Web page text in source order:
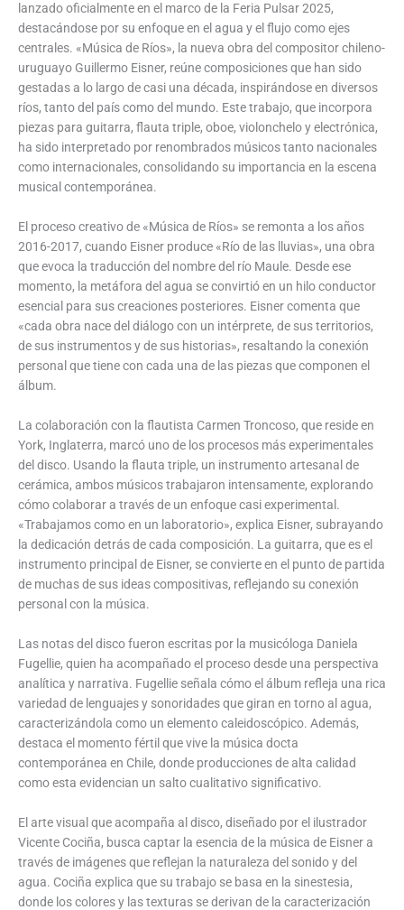
lanzado oficialmente en el marco de la Feria Pulsar 2025,
destacándose por su enfoque en el agua y el flujo como ejes
centrales. «Música de Ríos», la nueva obra del compositor chileno-
uruguayo Guillermo Eisner, reúne composiciones que han sido
gestadas a lo largo de casi una década, inspirándose en diversos
ríos, tanto del país como del mundo. Este trabajo, que incorpora
piezas para guitarra, flauta triple, oboe, violonchelo y electrónica,
ha sido interpretado por renombrados músicos tanto nacionales
como internacionales, consolidando su importancia en la escena
musical contemporánea.
El proceso creativo de «Música de Ríos» se remonta a los años
2016-2017, cuando Eisner produce «Río de las lluvias», una obra
que evoca la traducción del nombre del río Maule. Desde ese
momento, la metáfora del agua se convirtió en un hilo conductor
esencial para sus creaciones posteriores. Eisner comenta que
«cada obra nace del diálogo con un intérprete, de sus territorios,
de sus instrumentos y de sus historias», resaltando la conexión
personal que tiene con cada una de las piezas que componen el
álbum.
La colaboración con la flautista Carmen Troncoso, que reside en
York, Inglaterra, marcó uno de los procesos más experimentales
del disco. Usando la flauta triple, un instrumento artesanal de
cerámica, ambos músicos trabajaron intensamente, explorando
cómo colaborar a través de un enfoque casi experimental.
«Trabajamos como en un laboratorio», explica Eisner, subrayando
la dedicación detrás de cada composición. La guitarra, que es el
instrumento principal de Eisner, se convierte en el punto de partida
de muchas de sus ideas compositivas, reflejando su conexión
personal con la música.
Las notas del disco fueron escritas por la musicóloga Daniela
Fugellie, quien ha acompañado el proceso desde una perspectiva
analítica y narrativa. Fugellie señala cómo el álbum refleja una rica
variedad de lenguajes y sonoridades que giran en torno al agua,
caracterizándola como un elemento caleidoscópico. Además,
destaca el momento fértil que vive la música docta
contemporánea en Chile, donde producciones de alta calidad
como esta evidencian un salto cualitativo significativo.
El arte visual que acompaña al disco, diseñado por el ilustrador
Vicente Cociña, busca captar la esencia de la música de Eisner a
través de imágenes que reflejan la naturaleza del sonido y del
agua. Cociña explica que su trabajo se basa en la sinestesia,
donde los colores y las texturas se derivan de la caracterización